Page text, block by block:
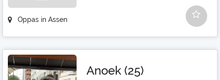
Oppas in Assen
Anoek (25)